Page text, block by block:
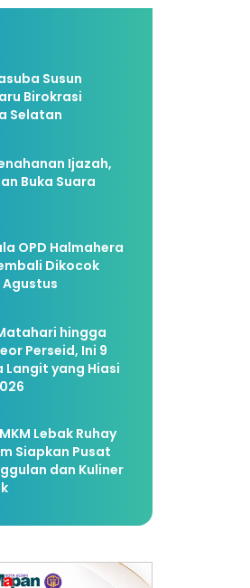
Susun
Birokrasi
Selatan
Ijazah,
Buka Suara
OPD Halmahera
Dikocok
Agustus
hingga
Perseid, Ini 9
Langit yang Hiasi
Lebak Ruhay
Siapkan Pusat
dan Kuliner